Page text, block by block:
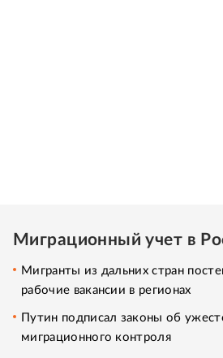
Миграционный учет в
Мигранты из дальних стран
рабочие вакансии в регионах
Путин подписал законы об
миграционного контроля